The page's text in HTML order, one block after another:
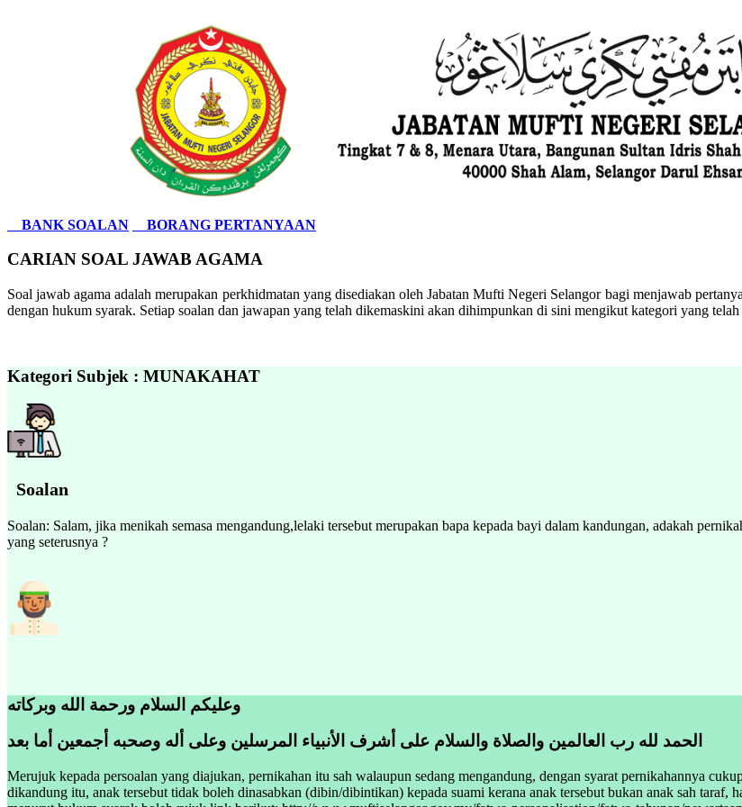
BANK SOALAN BORANG PERTANYAAN
CARIAN SOAL JAWAB AGAMA
Soal jawab agama adalah merupakan perkhidmatan yang disediakan oleh Jabatan Mufti Negeri Selangor bagi menjawab
dengan hukum syarak. Setiap soalan dan jawapan yang telah dikemaskini akan dihimpunkan di sini mengikut kategori yang
Kategori Subjek : MUNAKAHAT
Soalan
Soalan: Salam, jika menikah semasa mengandung,lelaki tersebut merupakan bapa kepada bayi dalam kandungan, adakah
yang seterusnya ?
الحمد لله رب العالمين والصلاة والسلام على أشرف الأنبياء المرسلين وعلى أله وصحبه أجمعين أما بعد
Merujuk kepada persoalan yang diajukan, pernikahan itu sah walaupun sedang mengandung, dengan syarat pernikahannya
dikandung itu, anak tersebut tidak boleh dinasabkan (dibin/dibintikan) kepada suami kerana anak tersebut bukan anak sah taraf,